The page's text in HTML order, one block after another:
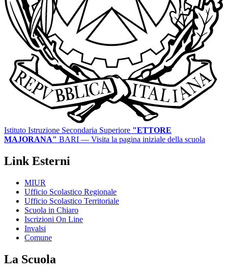
Istituto Istruzione Secondaria Superiore "ETTORE
MAJORANA" BARI — Visita la pagina iniziale della scuola
Link Esterni
MIUR
Ufficio Scolastico Regionale
Ufficio Scolastico Territoriale
Scuola in Chiaro
Iscrizioni On Line
Invalsi
Comune
La Scuola